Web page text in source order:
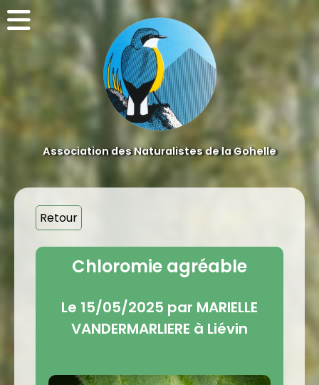
Association des Naturalistes de la Gohelle
Retour
Chloromie agréable
Le 15/05/2025 par MARIELLE
VANDERMARLIERE à Liévin